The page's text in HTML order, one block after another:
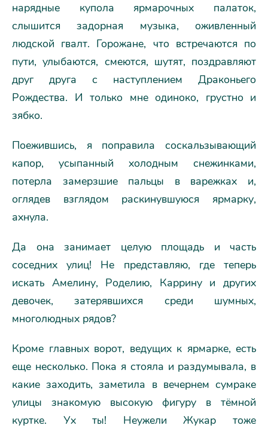
нарядные купола ярмарочных палаток,
слышится задорная музыка, оживленный
людской гвалт. Горожане, что встречаются по
пути, улыбаются, смеются, шутят, поздравляют
друг друга с наступлением Драконьего
Рождества. И только мне одиноко, грустно и
зябко.
Поежившись, я поправила соскальзывающий
капор, усыпанный холодным снежинками,
потерла замерзшие пальцы в варежках и,
оглядев взглядом раскинувшуюся ярмарку,
ахнула.
Да она занимает целую площадь и часть
соседних улиц! Не представляю, где теперь
искать Амелину, Роделию, Каррину и других
девочек, затерявшихся среди шумных,
многолюдных рядов?
Кроме главных ворот, ведущих к ярмарке, есть
еще несколько. Пока я стояла и раздумывала, в
какие заходить, заметила в вечернем сумраке
улицы знакомую высокую фигуру в тёмной
куртке. Ух ты! Неужели Жукар тоже